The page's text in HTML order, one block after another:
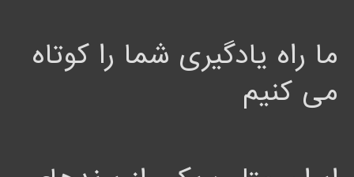
ما راه یادگیری شما را کوتاه
می کنیم